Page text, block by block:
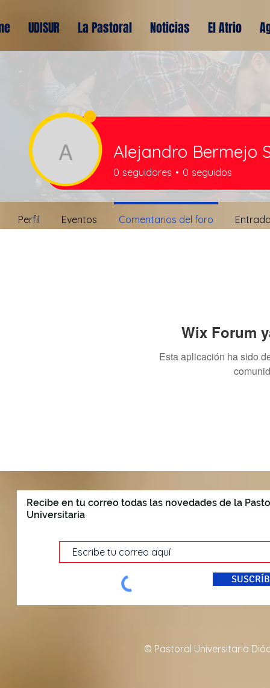
UDISUR La Pastoral Noticias El Atrio
Wix Forum
Esta aplicación ha sido
Alejandro Bermejo
Alejandro Bermejo
0 seguidores 0 seguidos
Perfil Eventos Comentarios del foro
Recibe en tu correo todas las novedades de la
Universitaria
© Pastoral Universitaria